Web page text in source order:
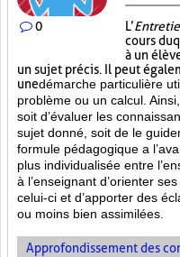
0 L’
cours
à un
un sujet précis. Il peut
unedémarche particulière
problème ou un calcul. Ainsi,
soit d’évaluer les
sujet donné, soit de le
formule pédagogique a
plus individualisée entre
à l’enseignant d’orienter
celui-ci et d’apporter des
ou moins bien assimilées.
Approfondissement des